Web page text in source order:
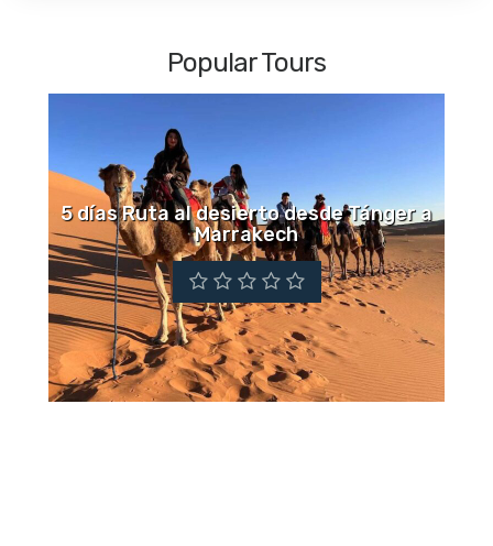
Popular Tours
5 días Ruta al desierto desde Tánger a
Marrakech